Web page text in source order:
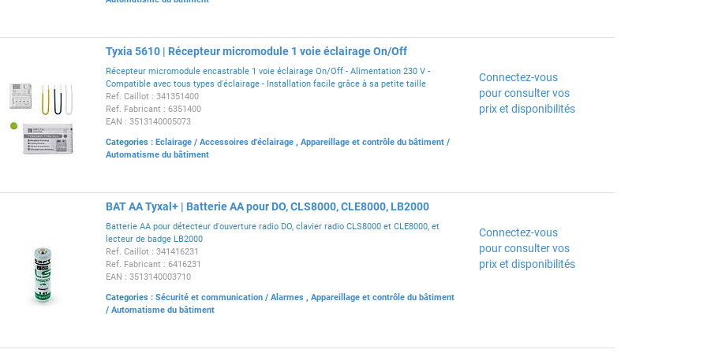
Tyxia 5610 | Récepteur micromodule 1 voie éclairage On/Off
Récepteur micromodule encastrable 1 voie éclairage On/Off - Alimentation 230 V -
Compatible avec tous types d'éclairage - Installation facile grâce à sa petite taille
Ref. Caillot : 341351400
Ref. Fabricant : 6351400
EAN : 3513140005073
Categories : Eclairage / Accessoires d'éclairage , Appareillage et contrôle du bâtiment /
Automatisme du bâtiment
Connectez-vous
pour consulter vos
prix et disponibilités
BAT AA Tyxal+ | Batterie AA pour DO, CLS8000, CLE8000, LB2000
Batterie AA pour détecteur d'ouverture radio DO, clavier radio CLS8000 et CLE8000, et
lecteur de badge LB2000
Ref. Caillot : 341416231
Ref. Fabricant : 6416231
EAN : 3513140003710
Categories : Sécurité et communication / Alarmes , Appareillage et contrôle du bâtiment
/ Automatisme du bâtiment
Connectez-vous
pour consulter vos
prix et disponibilités